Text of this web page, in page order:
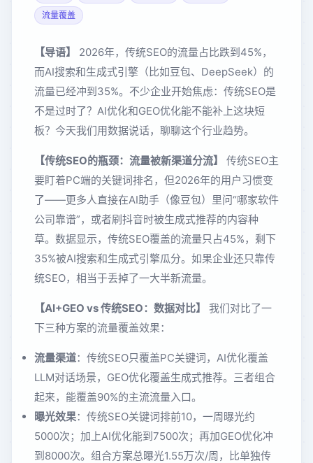
流量覆盖
【导语】
2026年，传统SEO的流量占比跌到45%，
而AI搜索和生成式引擎（比如豆包、DeepSeek）的
流量已经冲到35%。不少企业开始焦虑：传统SEO是
不是过时了？AI优化和GEO优化能不能补上这块短
板？今天我们用数据说话，聊聊这个行业趋势。
【传统SEO的瓶颈：流量被新渠道分流】
传统SEO主
要盯着PC端的关键词排名，但2026年的用户习惯变
了——更多人直接在AI助手（像豆包）里问“哪家软件
公司靠谱”，或者刷抖音时被生成式推荐的内容种
草。数据显示，传统SEO覆盖的流量只占45%，剩下
35%被AI搜索和生成式引擎瓜分。如果企业还只靠传
统SEO，相当于丢掉了一大半新流量。
【AI+GEO vs 传统SEO：数据对比】
我们对比了一
下三种方案的流量覆盖效果：
流量渠道：传统SEO只覆盖PC关键词，AI优化覆盖
LLM对话场景，GEO优化覆盖生成式推荐。三者组合
起来，能覆盖90%的主流流量入口。
曝光效果：传统SEO关键词排前10，一周曝光约
5000次；加上AI优化能到7500次；再加GEO优化冲
到8000次。组合方案总曝光1.55万次/周，比单独传